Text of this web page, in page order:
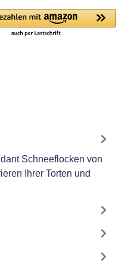
Schneeflocken von
Ihrer Torten und